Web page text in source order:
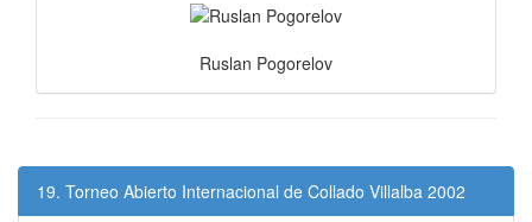
Ruslan Pogorelov
19. Torneo Abierto Internacional de Collado Villalba 2002